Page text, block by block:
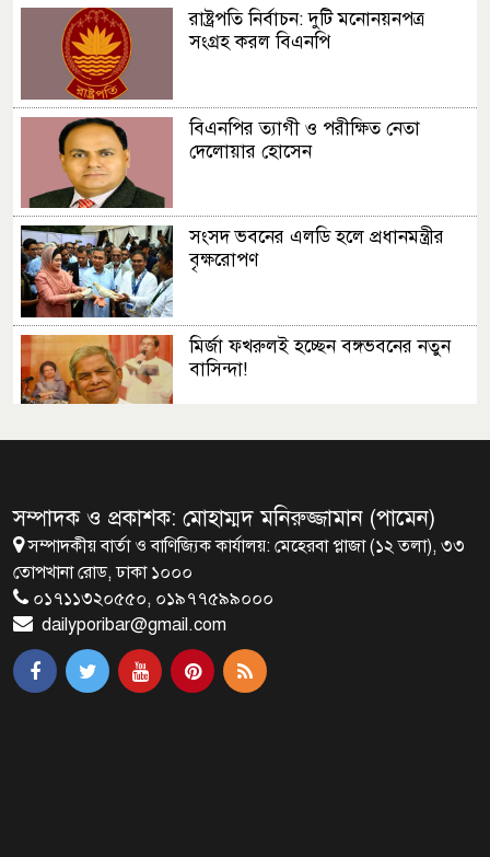
রাষ্ট্রপতি নির্বাচন: দুটি মনোনয়নপত্র
সংগ্রহ করল বিএনপি
বিএনপির ত্যাগী ও পরীক্ষিত নেতা
দেলোয়ার হোসেন
সংসদ ভবনের এলডি হলে প্রধানমন্ত্রীর
বৃক্ষরোপণ
মির্জা ফখরুলই হচ্ছেন বঙ্গভবনের নতুন
বাসিন্দা!
প্রধানমন্ত্রীর সঙ্গে খুদে শিল্পী অনুশ্রীর
খালপাড় রক্ষায় বিন্না ঘাসের ব্যবহার
নিয়ে সেমিনার অনুষ্ঠিত
সম্পাদক ও প্রকাশক: মোহাম্মদ মনিরুজ্জামান (পামেন)
সম্পাদকীয় বার্তা ও বাণিজ্যিক কার্যালয়: মেহেরবা প্লাজা (১২ তলা), ৩৩
তোপখানা রোড, ঢাকা ১০০০
০১৭১১৩২০৫৫০, ০১৯৭৭৫৯৯০০০
dailyporibar@gmail.com